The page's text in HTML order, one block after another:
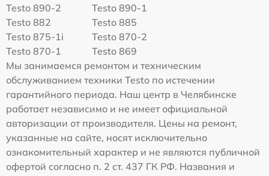
Testo 890-2
Testo 890-1
Testo 882
Testo 885
Testo 875-1i
Testo 870-2
Testo 870-1
Testo 869
Мы занимаемся ремонтом и техническим
обслуживанием техники Testo по истечении
гарантийного периода. Наш центр в Челябинске
работает независимо и не имеет официальной
авторизации от производителя. Цены на ремонт,
указанные на сайте, носят исключительно
ознакомительный характер и не являются публичной
офертой согласно п. 2 ст. 437 ГК РФ. Названия и